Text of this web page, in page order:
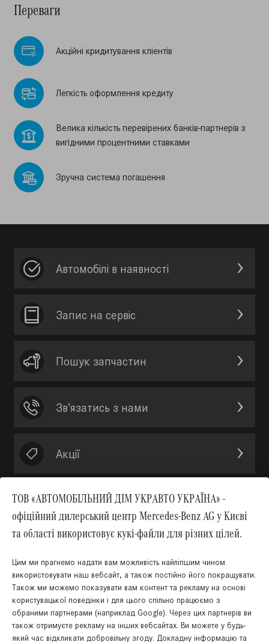
Переваги
Акцiйнi кридитування клiентiв
Легкiсть оформлення кредиту
Велика кiлькiсть перевiрених банкiв-партнерiв з
вигiдними процентними ставками
Зручна система погашення
ТОВ «АВТОМОБІЛЬНИЙ ДІМ УКРАВТО УКРАЇНА» -
офіційний дилерський центр Mercedes-Benz AG у Києві
та області використовує кукі-файли для різних цілей.
Цим ми прагнемо надати вам можливість найліпшим чином
використовувати наш вебсайт, а також постійно його покращувати.
Також ми можемо показувати вам контент та рекламу на основі
користувацької поведінки і для цього спільно працюємо з
обраними партнерами (наприклад Google). Через цих партнерів ви
також отримуєте рекламу на інших вебсайтах. Ви можете у будь-
який час відкликати добровільну згоду. Докладну інформацію та
Автомобілі в наявності
Запис на сервic
Пошук запчастин
Зв’язатись з нами
Акції
Вгору